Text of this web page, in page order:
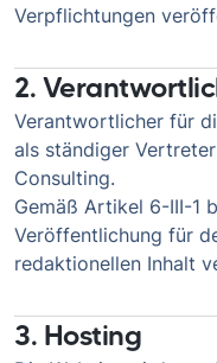
Verpflichtungen
2.
Verantwortlicher für
als ständiger
Consulting.
Gemäß Artikel 6-III-1
Veröffentlichung für
redaktionellen Inhalt
3. Hosting